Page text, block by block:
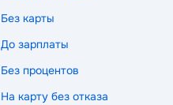
Без карты
До зарплаты
Без процентов
На карту без отказа